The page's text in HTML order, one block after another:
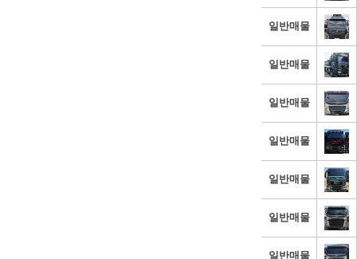
일반매물
일반매물
일반매물
일반매물
일반매물
일반매물
일반매물